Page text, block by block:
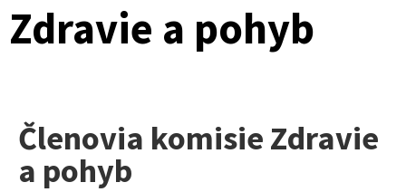
Zdravie a pohyb
Členovia komisie Zdravie
a pohyb